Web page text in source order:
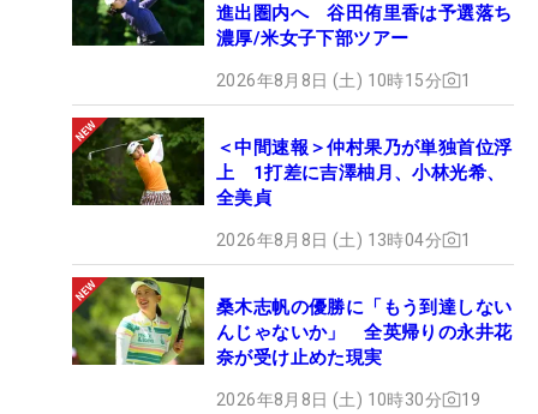
進出圏内へ 谷田侑里香は予選落ち
濃厚/米女子下部ツアー
2026年8月8日 (土) 10時15分 1
＜中間速報＞仲村果乃が単独首位浮
上 1打差に吉澤柚月、小林光希、
全美貞
2026年8月8日 (土) 13時04分 1
桑木志帆の優勝に「もう到達しない
んじゃないか」 全英帰りの永井花
奈が受け止めた現実
2026年8月8日 (土) 10時30分 19